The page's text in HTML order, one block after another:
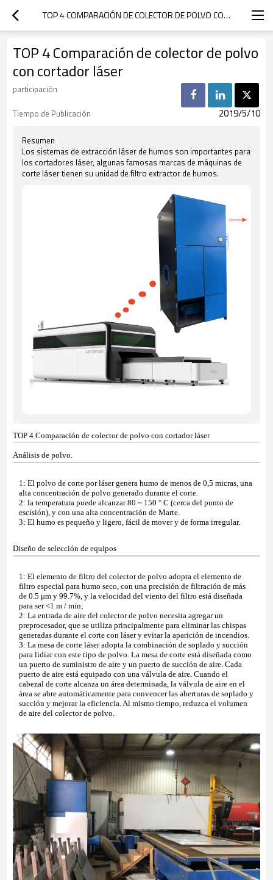
TOP 4 COMPARACIÓN DE COLECTOR DE POLVO CON CORTADOR LÁSER
TOP 4 Comparación de colector de polvo
con cortador láser
participación
Tiempo de Publicación
2019/5/10
Resumen
Los sistemas de extracción láser de humos son importantes para
los cortadores láser, algunas famosas marcas de máquinas de
corte láser tienen su unidad de filtro extractor de humos.
TOP 4 Comparación de colector de polvo con cortador láser
Análisis de polvo.
1: El polvo de corte por láser genera humo de menos de 0,5 micras, una
alta concentración de polvo generado durante el corte.
2: la temperatura puede alcanzar 80 ~ 150 ° C (cerca del punto de
escisión), y con una alta concentración de Marte.
3: El humo es pequeño y ligero, fácil de mover y de forma irregular.
Diseño de selección de equipos
1: El elemento de filtro del colector de polvo adopta el elemento de
filtro especial para humo seco, con una precisión de filtración de más
de 0.5 μm y 99.7%, y la velocidad del viento del filtro está diseñada
para ser <1 m / min;
2: La entrada de aire del colector de polvo necesita agregar un
preprocesador, que se utiliza principalmente para eliminar las chispas
generadas durante el corte con láser y evitar la aparición de incendios.
3: La mesa de corte láser adopta la combinación de soplado y succión
para lidiar con este tipo de polvo. La mesa de corte está diseñada como
un puerto de suministro de aire y un puerto de succión de aire. Cada
puerto de aire está equipado con una válvula de aire. Cuando el
cabezal de corte alcanza un área determinada, la válvula de aire en el
área se abre automáticamente para convencer las aberturas de soplado y
succión y mejorar la eficiencia. Al mismo tiempo, reduzca el volumen
de aire del colector de polvo.